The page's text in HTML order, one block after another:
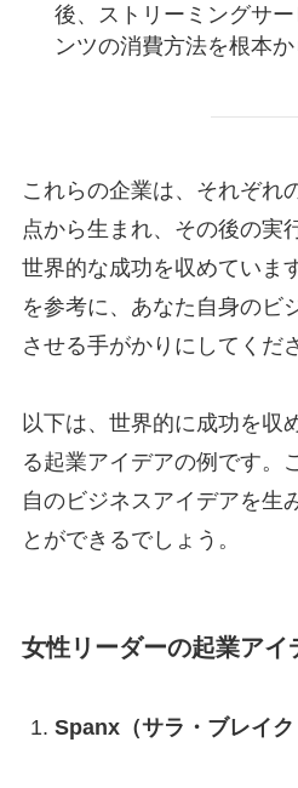
後、ストリーミングサ
ンツの消費方法を根本か
これらの企業は、それぞれ
点から生まれ、その後の実
世界的な成功を収めていま
を参考に、あなた自身のビ
させる手がかりにしてくだ
以下は、世界的に成功を収
る起業アイデアの例です。
自のビジネスアイデアを生
とができるでしょう。
女性リーダーの起業アイ
Spanx（サラ・ブレイク